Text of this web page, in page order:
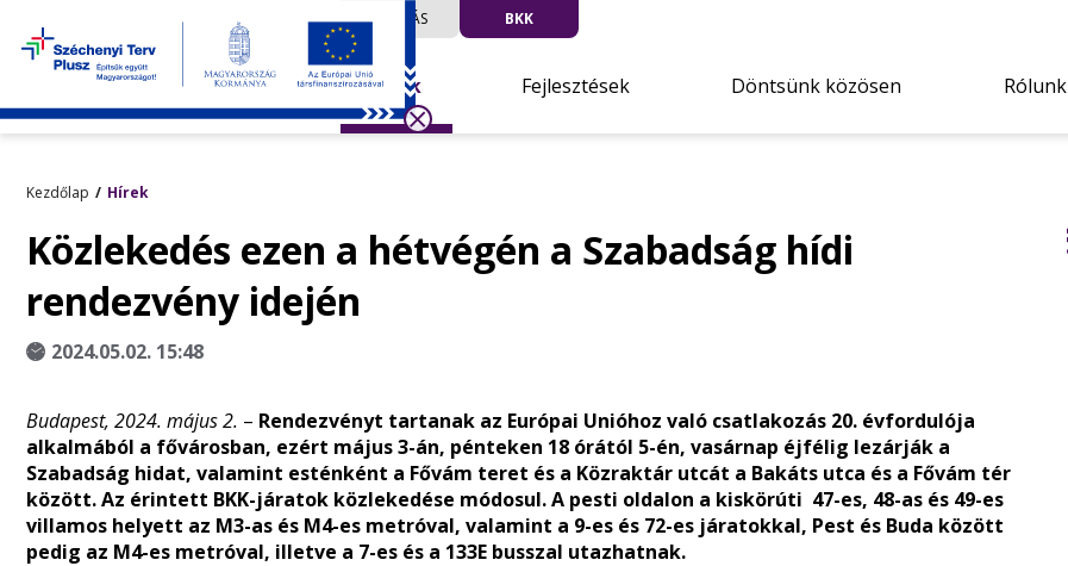
UTAZÁS BKK
Hírek Fejlesztések Döntsünk közösen Rólunk
Kezdőlap Hírek
Közlekedés ezen a hétvégén a Szabadság hídi
rendezvény idején
2024.05.02. 15:48
Budapest, 2024. május 2. – Rendezvényt tartanak az Európai Unióhoz való csatlakozás 20. évfordulója
alkalmából a fővárosban, ezért május 3-án, pénteken 18 órától 5-én, vasárnap éjfélig lezárják a
Szabadság hidat, valamint esténként a Fővám teret és a Közraktár utcát a Bakáts utca és a Fővám tér
között. Az érintett BKK-járatok közlekedése módosul. A pesti oldalon a kiskörúti 47-es, 48-as és 49-es
villamos helyett az M3-as és M4-es metróval, valamint a 9-es és 72-es járatokkal, Pest és Buda között
pedig az M4-es metróval, illetve a 7-es és a 133E busszal utazhatnak.